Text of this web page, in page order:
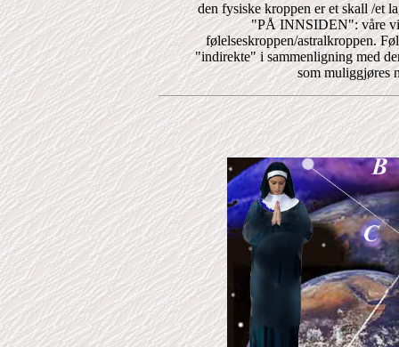
den fysiske kroppen er et skall /et
"PÅ INNSIDEN": våre
følelseskroppen/astralkroppen.
"indirekte" i sammenligning med
som muliggjøres